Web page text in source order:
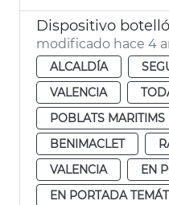
Dispositivo
modificado hace 4
ALCALDÍA
VALENCIA
POBLATS MARITIMS
BENIMACLET
VALENCIA
EN
EN PORTADA